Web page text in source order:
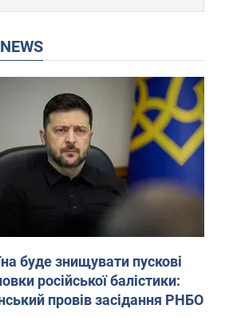
NEWS
буде знищувати пускові
російської балістики:
провів засідання РНБО